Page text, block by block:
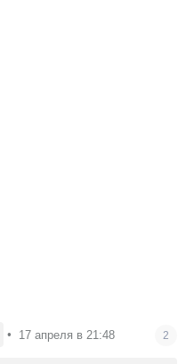
• 17 апреля в 21:48 2